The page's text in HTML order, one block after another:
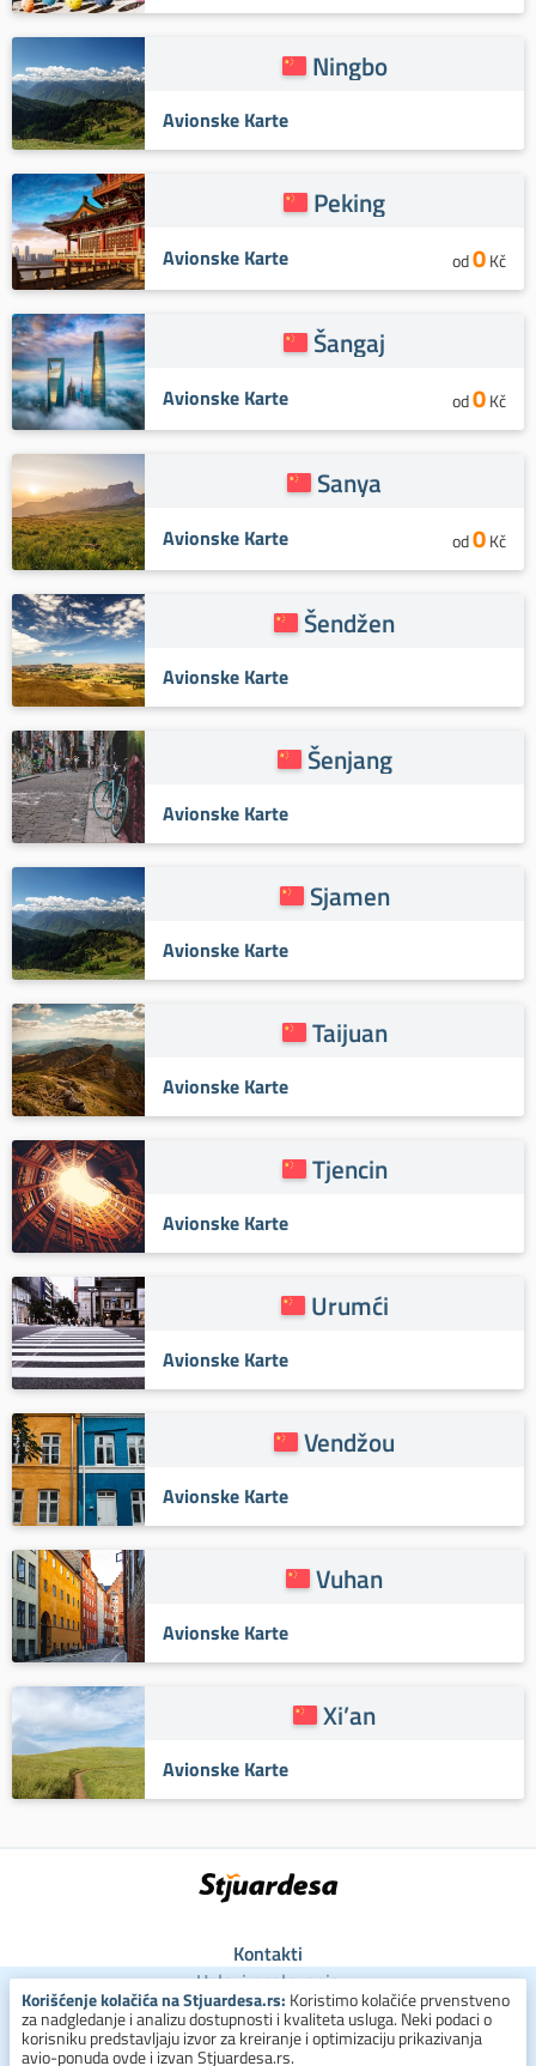
Ningbo
Avionske Karte
Peking
Avionske Karte od0Kč
Šangaj
Avionske Karte od0Kč
Sanya
Avionske Karte od0Kč
Šendžen
Avionske Karte
Šenjang
Avionske Karte
Sjamen
Avionske Karte
Taijuan
Avionske Karte
Tjencin
Avionske Karte
Urumći
Avionske Karte
Vendžou
Avionske Karte
Vuhan
Avionske Karte
Xi’an
Avionske Karte
Kontakti
Uslovi poslovanja
Uslovi za kolačiće
Zaštita ličnih podataka
Korišćenje kolačića na Stjuardesa.rs: Koristimo kolačiće prvenstveno
za nadgledanje i analizu dostupnosti i kvaliteta usluga. Neki podaci o
korisniku predstavljaju izvor za kreiranje i optimizaciju prikazivanja
avio-ponuda ovde i izvan Stjuardesa.rs.